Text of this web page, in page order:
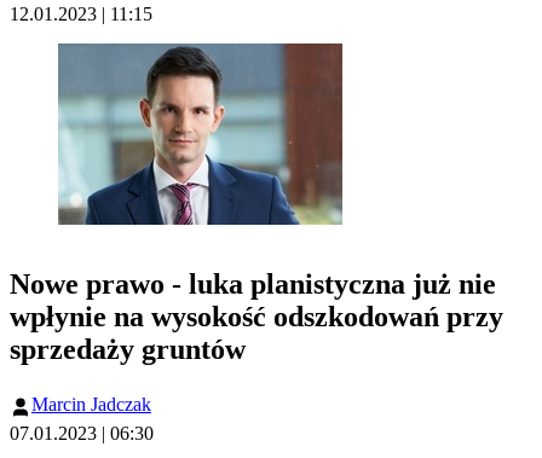
12.01.2023 | 11:15
Nowe prawo - luka planistyczna już nie
wpłynie na wysokość odszkodowań przy
sprzedaży gruntów
Marcin Jadczak
07.01.2023 | 06:30